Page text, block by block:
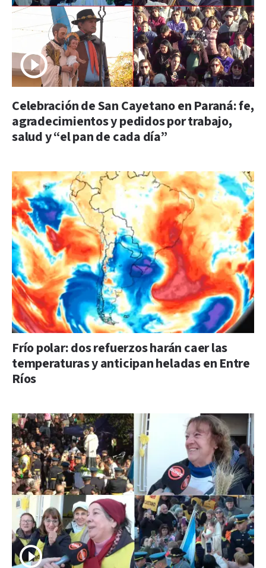
Celebración de San Cayetano en Paraná: fe,
agradecimientos y pedidos por trabajo,
salud y “el pan de cada día”
Frío polar: dos refuerzos harán caer las
temperaturas y anticipan heladas en Entre
Ríos